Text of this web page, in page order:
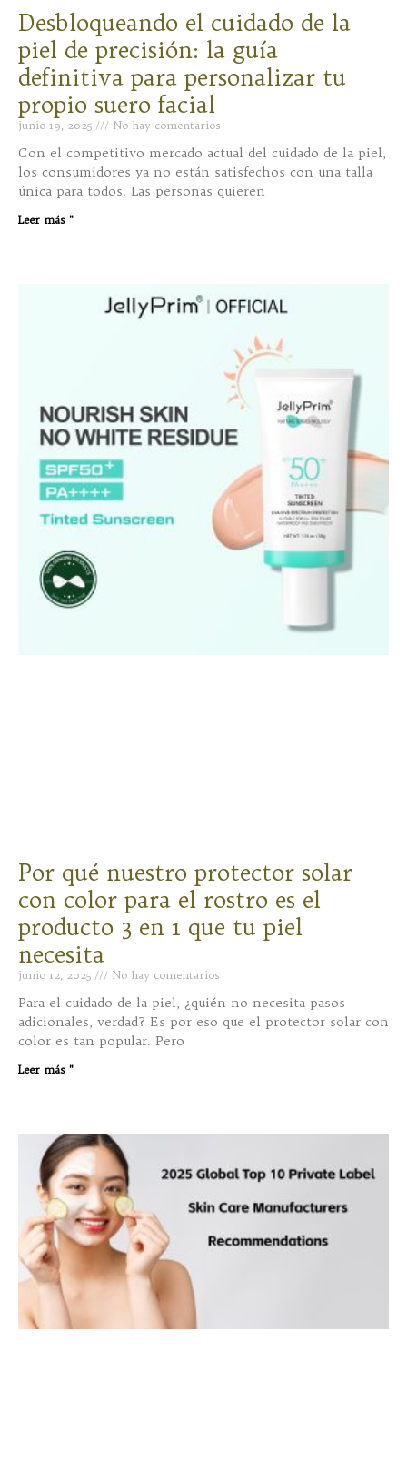
Desbloqueando el cuidado de la
piel de precisión: la guía
definitiva para personalizar tu
propio suero facial
junio 19, 2025 No hay comentarios
Con el competitivo mercado actual del cuidado de la piel,
los consumidores ya no están satisfechos con una talla
única para todos. Las personas quieren
Leer más "
Por qué nuestro protector solar
con color para el rostro es el
producto 3 en 1 que tu piel
necesita
junio 12, 2025 No hay comentarios
Para el cuidado de la piel, ¿quién no necesita pasos
adicionales, verdad? Es por eso que el protector solar con
color es tan popular. Pero
Leer más "